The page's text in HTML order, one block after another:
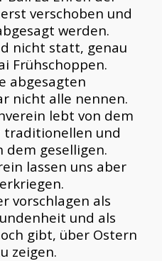
verschoben und
werden.
nicht statt, genau
Frühschoppen.
abgesagten
nicht alle nennen.
lebt von dem
und
dem geselligen.
lassen uns aber
vorschlagen als
und als
gibt, über Ostern
zeigen.